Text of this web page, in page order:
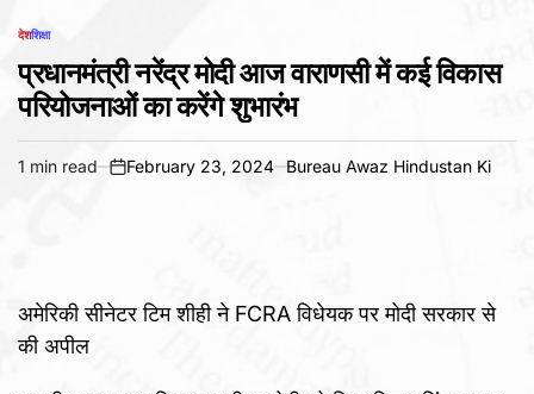
POSTED
देशशिक्षा
प्रधानमंत्री नरेंद्र मोदी आज वाराणसी में कई विकास
परियोजनाओं का करेंगे शुभारंभ
Estimated
1 min read
on
February 23, 2024 Bureau Awaz Hindustan Ki
अमेरिकी सीनेटर टिम शीही ने FCRA विधेयक पर मोदी सरकार से
की अपील